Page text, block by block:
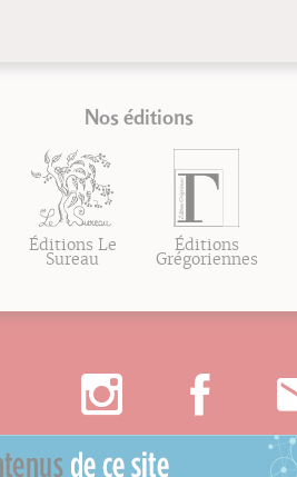
Nos éditions
Éditions Le
Sureau
Éditions
Grégoriennes